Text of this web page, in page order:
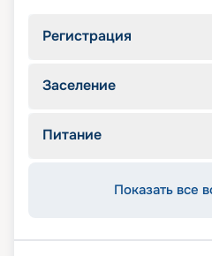
Регистрация
Заселение
Питание
Показать все